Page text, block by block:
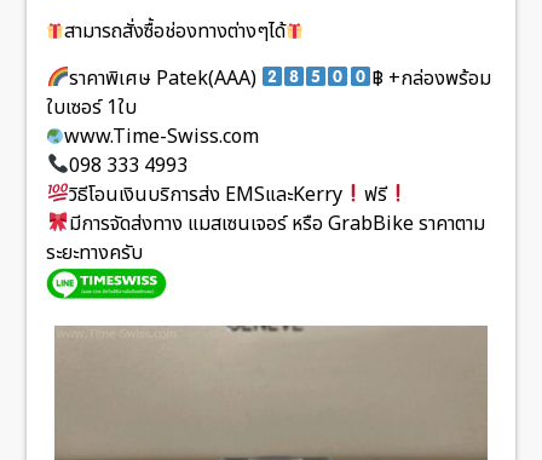
สามารถสั่งซื้อช่องทางต่างๆได้
ราคาพิเศษ Patek(AAA)
฿ +กล่องพร้อม
ใบเซอร์ 1ใบ
www.Time-Swiss.com
098 333 4993
วิธีโอนเงินบริการส่ง EMSและKerry
ฟรี
มีการจัดส่งทาง แมสเซนเจอร์ หรือ GrabBike ราคาตาม
ระยะทางครับ